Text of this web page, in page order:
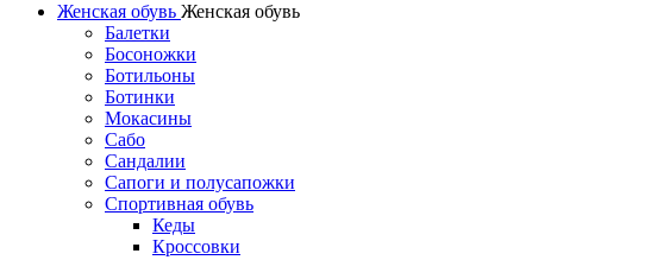
Женская обувь Женская обувь
Балетки
Босоножки
Ботильоны
Ботинки
Мокасины
Сабо
Сандалии
Сапоги и полусапожки
Спортивная обувь
Кеды
Кроссовки